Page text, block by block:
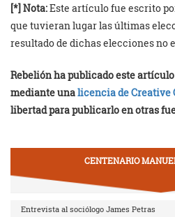
[*] Nota:Este artículo fue escrito
que tuvieran lugar las últimas
resultado de dichas elecciones no
Rebelión ha publicado este
mediante unalicencia de Creative
libertad para publicarlo en otras
CENTENARIO
Entrevista al sociólogo James Petras